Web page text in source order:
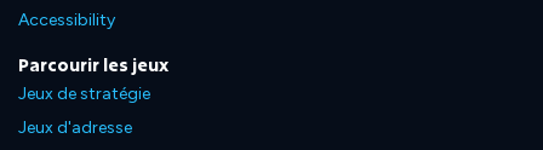
Accessibility
Parcourir les jeux
Jeux de stratégie
Jeux d'adresse